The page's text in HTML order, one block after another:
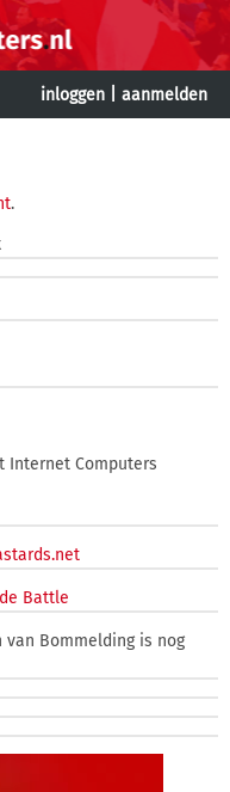
inloggen aanmelden
.
Internet Computers
Battle
van Bommelding is nog